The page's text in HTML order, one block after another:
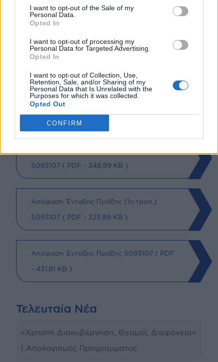
I want to opt-out of the Sale of my
Personal Data.
Opted In
I want to opt-out of processing my
Personal Data for Targeted Advertising.
Opted In
I want to opt-out of Collection, Use,
Retention, Sale, and/or Sharing of my
Personal Data that Is Unrelated with the
Purposes for which it was collected.
Opted Out
CONFIRM
Στόχος της πράξης είναι η παροχή υπηρεσιών
τεχνικής, διοικητικής, νομικής και επιστημονικής
υποστήριξης προς τη ΓΓΨΔΑΔ για την
λόγω προκαθορισμένης δράσης.
Σχετικά αρχεία
5093107 ( PDF - 348,99 KB )
Απόφαση Ένταξης Πράξης (1η τροπ.)
5093107 ( PDF - 323,89 KB )
Απόφαση Ένταξης Πράξης 5093107 ( PDF
- 431,81 KB )
Τελευταία Νέα
«Χρηστή Διακυβέρνηση, Θεσμοί, Διαφάνεια»
| Απολογισμός Προγράμματος